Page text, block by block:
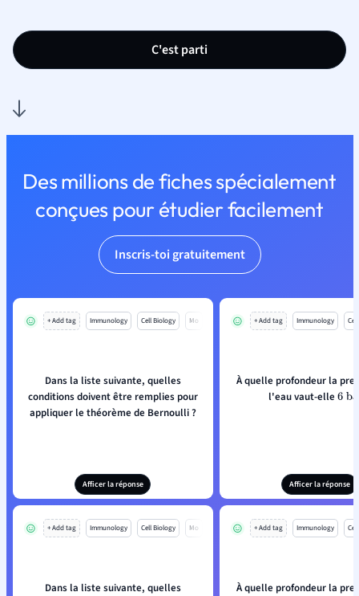
C'est parti
Des millions de fiches spécialement
conçues pour étudier facilement
Inscris-toi gratuitement
+ Add tag Immunology Cell Biology Mo
Dans la liste suivante, quelles
conditions doivent être remplies pour
appliquer le théorème de Bernoulli ?
Afficer la réponse
+ Add tag Immunology
À quelle profondeur la
l'eau vaut-elle6
Afficer la réponse
+ Add tag Immunology Cell Biology Mo
Dans la liste suivante, quelles
+ Add tag Immunology
À quelle profondeur la